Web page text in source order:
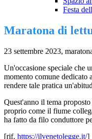
Festa
Maratona di
23 settembre 2023,
Un'occasione speciale che
momento comune dedicato
rendere tale pratica
Quest'anno il tema proposto
proprio come il fiume
ha fatto da filo conduttore
[rif. https://ilvenetolegge.it/]